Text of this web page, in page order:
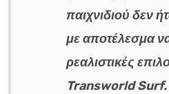
παιχνιδιού δεν
με αποτέλεσμα
ρεαλιστικές
Transworld Surf.